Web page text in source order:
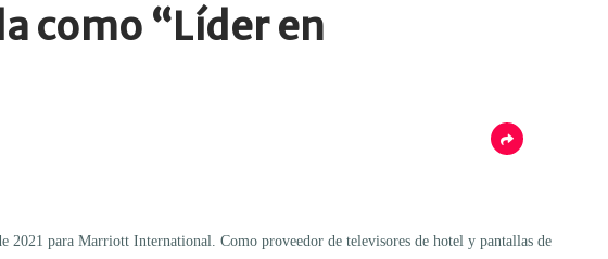
como “Líder en
para Marriott International. Como proveedor de televisores de hotel y pantallas de